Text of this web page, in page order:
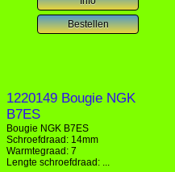
1220149 Bougie NGK
B7ES
Bougie NGK B7ES
Schroefdraad: 14mm
Warmtegraad: 7
Lengte schroefdraad: ...